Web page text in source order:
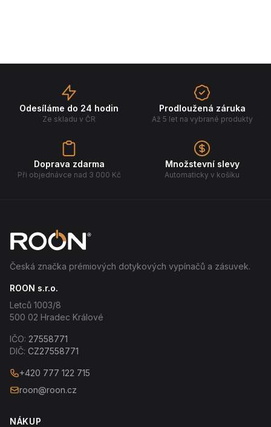
Odesíláme do 24 hodin
Ze skladu v ČR
Prodloužená záruka
Až 5 let na vybrané produkty
Doprava zdarma
Při objednávce nad 3 000 Kč
Množstevní slevy
Automaticky v košíku
Česká značka prémiových dotykových vypínačů a zásuvek.
ROON s.r.o.
Letců 1003/8
500 02 Hradec Králové
IČO: 27558771
DIČ: CZ27558771
+420 777 122 715
roon@roon.cz
NÁKUP